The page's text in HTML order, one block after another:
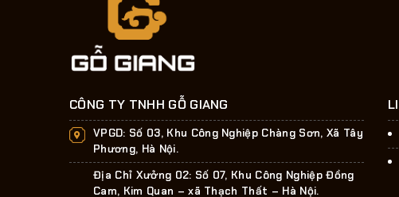
CÔNG TY TNHH GỖ GIANG
VPGD: Số 03, Khu Công Nghiệp Chàng Sơn, Xã Tây
Phương, Hà Nội.
Địa Chỉ Xưởng 02: Số 07, Khu Công Nghiệp Đồng
Cam, Kim Quan – xã Thạch Thất – Hà Nội.